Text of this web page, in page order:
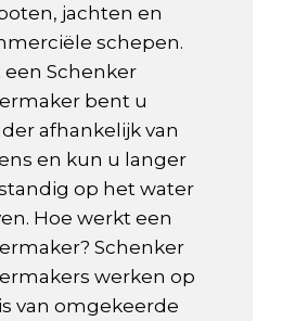
jachten en
schepen.
een Schenker
bent u
afhankelijk van
en kun u langer
op het water
Hoe werkt een
Schenker
werken op
van omgekeerde